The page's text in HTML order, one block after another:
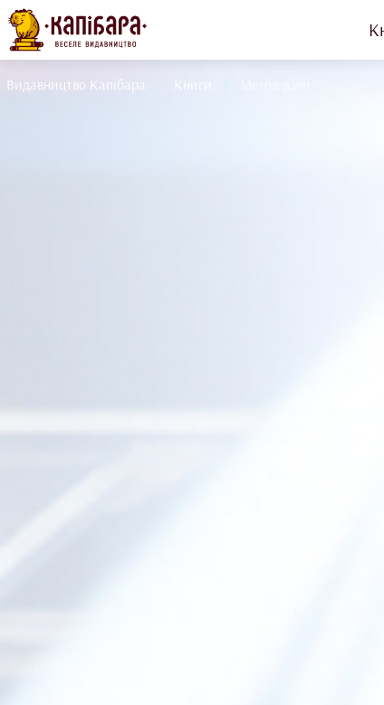
Видавництво Капібара Книги